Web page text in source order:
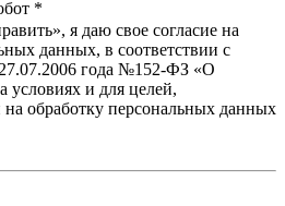
*
я даю свое согласие на
данных, в соответствии с
года №152-ФЗ «О
условиях и для целей,
обработку персональных данных